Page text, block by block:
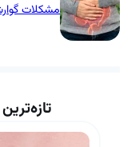
مشکلات